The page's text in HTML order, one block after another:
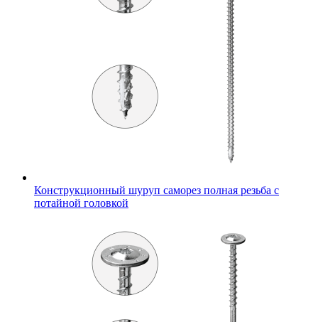
Конструкционный шуруп саморез полная резьба с
потайной головкой